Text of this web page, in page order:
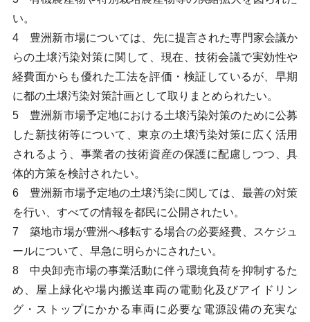
い。
4 豊洲新市場については、先に提言された専門家会議か
らの土壌汚染対策に関して、現在、技術会議で実効性や
経費面からも優れた工法を評価・検証しているが、早期
に都の土壌汚染対策計画として取りまとめられたい。
5 豊洲新市場予定地における土壌汚染対策のために公募
した新技術等について、東京の土壌汚染対策に広く活用
されるよう、事業者の技術資産の保護に配慮しつつ、具
体的方策を検討されたい。
6 豊洲新市場予定地の土壌汚染に関しては、最善の対策
を行い、すべての情報を都民に公開されたい。
7 築地市場が豊洲へ移転する場合の必要経費、スケジュ
ールについて、早急に明らかにされたい。
8 中央卸売市場の事業活動に伴う環境負荷を抑制するた
め、屋上緑化や場内搬送車両の電動化及びアイドリン
グ・ストップにかかる車両に必要な電源設備の充実な